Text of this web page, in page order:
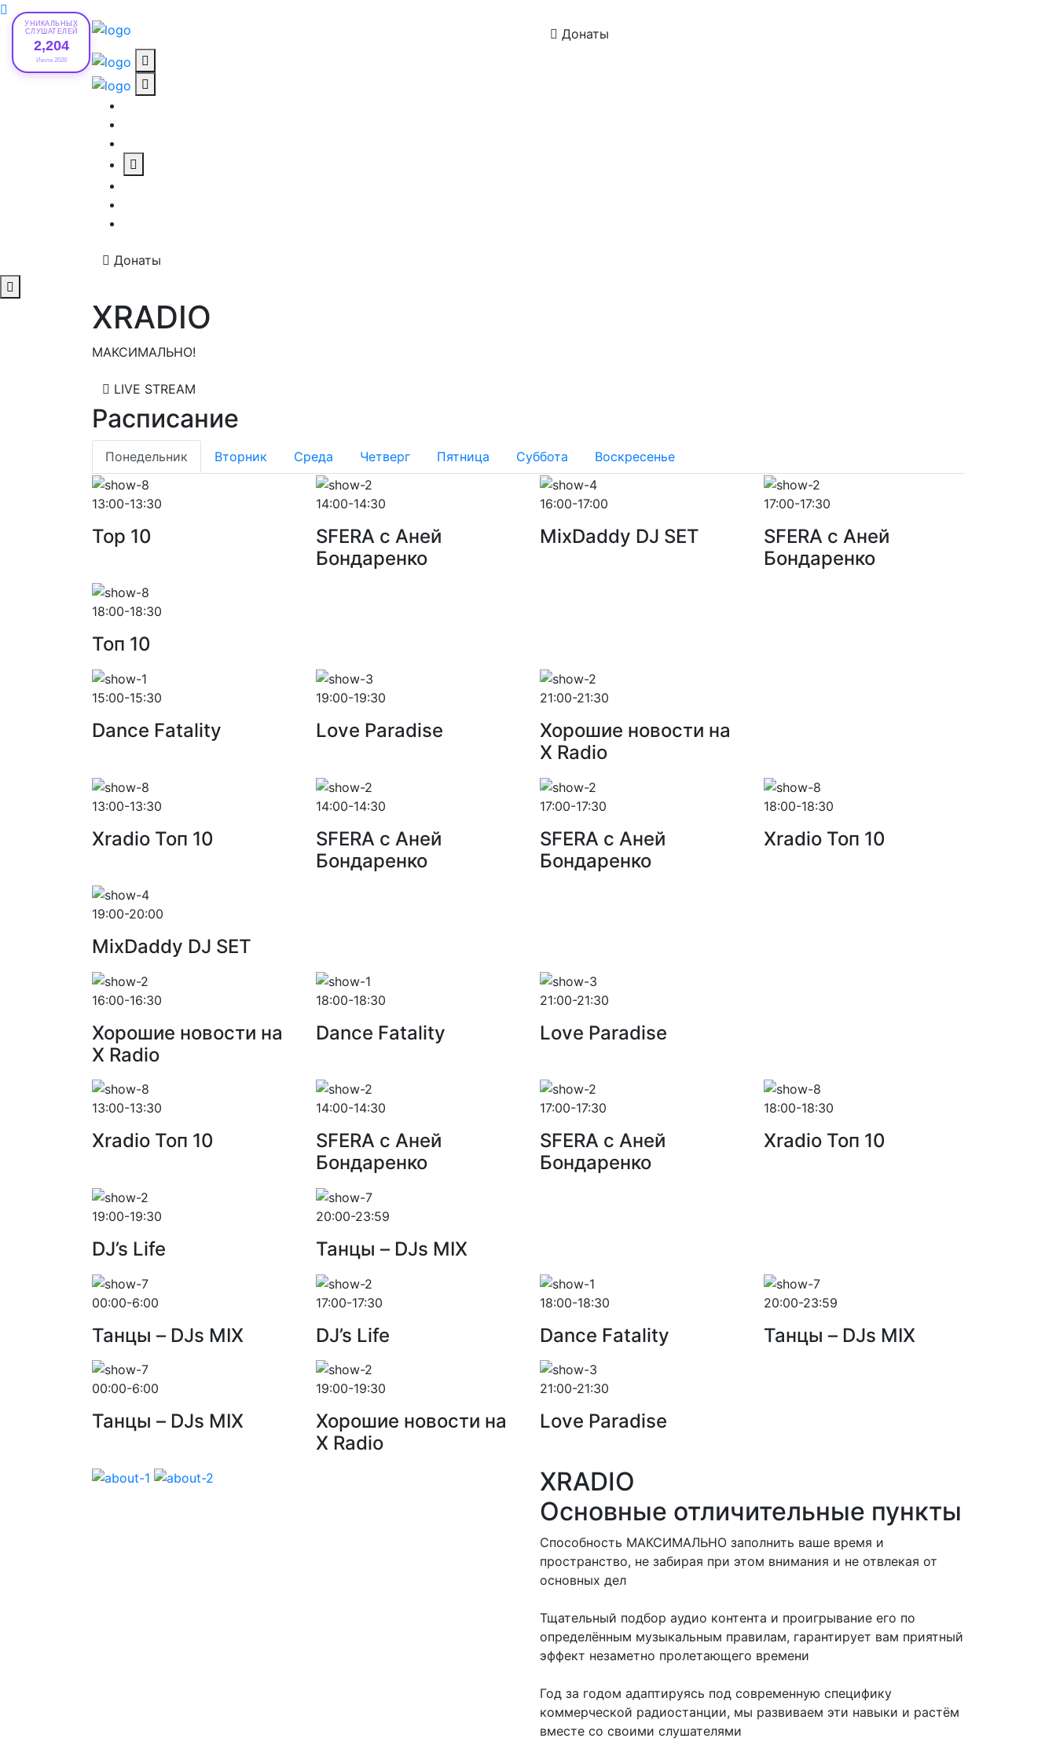
УНИКАЛЬНЫХ
СЛУШАТЕЛЕЙ
2,204
Июле 2026
Донаты
Донаты
XRADIO
МАКСИМАЛЬНО!
LIVE STREAM
Расписание
Понедельник Вторник Среда Четверг Пятница Суббота Воскресенье
13:00-13:30
Top 10
14:00-14:30
SFERA с Аней
Бондаренко
16:00-17:00
MixDaddy DJ SET
17:00-17:30
SFERA с Аней
Бондаренко
18:00-18:30
Toп 10
15:00-15:30
Dance Fatality
19:00-19:30
Love Paradise
21:00-21:30
Хорошие новости на
X Radio
13:00-13:30
Xradio Топ 10
14:00-14:30
SFERA с Аней
Бондаренко
17:00-17:30
SFERA с Аней
Бондаренко
18:00-18:30
Xradio Топ 10
19:00-20:00
MixDaddy DJ SET
16:00-16:30
Хорошие новости на
X Radio
18:00-18:30
Dance Fatality
21:00-21:30
Love Paradise
13:00-13:30
Xradio Топ 10
14:00-14:30
SFERA с Аней
Бондаренко
17:00-17:30
SFERA с Аней
Бондаренко
18:00-18:30
Xradio Топ 10
19:00-19:30
DJ’s Life
20:00-23:59
Танцы – DJs MIX
00:00-6:00
Танцы – DJs MIX
17:00-17:30
DJ’s Life
18:00-18:30
Dance Fatality
20:00-23:59
Танцы – DJs MIX
00:00-6:00
Танцы – DJs MIX
19:00-19:30
Хорошие новости на
X Radio
21:00-21:30
Love Paradise
XRADIO
Основные отличительные пункты
Способность МАКСИМАЛЬНО заполнить ваше время и
пространство, не забирая при этом внимания и не отвлекая от
основных дел
Тщательный подбор аудио контента и проигрывание его по
определённым музыкальным правилам, гарантирует вам приятный
эффект незаметно пролетающего времени
Год за годом адаптируясь под современную специфику
коммерческой радиостанции, мы развиваем эти навыки и растём
вместе со своими слушателями